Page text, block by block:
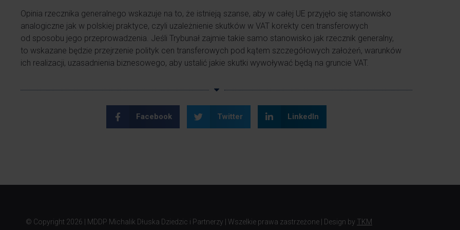
Opinia rzecznika generalnego wskazuje na to, że istnieją szanse, aby w całej UE przyjęło się stanowisko
analogiczne jak w polskiej praktyce, czyli uzależnienie skutków w VAT korekty cen transferowych
od sposobu jego przeprowadzenia. Jeśli Trybunał zajmie takie samo stanowisko jak rzecznik generalny,
to wskazane będzie przejrzenie polityk cen transferowych pod kątem szczegółowych założeń, warunków
ich realizacji, uzasadnienia biznesowego, aby ustalić jakie skutki wywoływać będą na gruncie VAT.
Facebook Twitter LinkedIn
© Copyright 2026 | MDDP Michalik Dłuska Dziedzic i Partnerzy | Wszelkie prawa zastrzeżone | Design by TKM